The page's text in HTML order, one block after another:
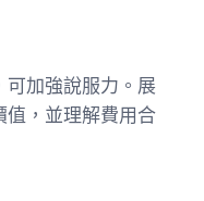
加強說服力。展
值，並理解費用合